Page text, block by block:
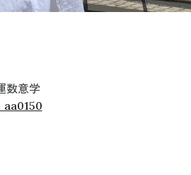
数意学